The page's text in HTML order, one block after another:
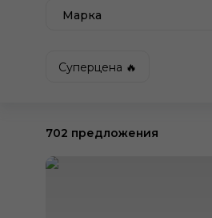
Марка
Суперцена 🔥
702 предложения